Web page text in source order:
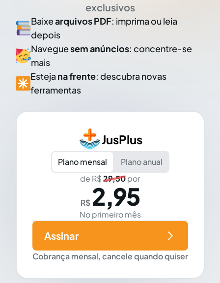
exclusivos
Baixearquivos PDF: imprima ou leia
depois
Naveguesem anúncios: concentre-se
mais
Esteja na frente: descubra novas
ferramentas
JusPlus
Plano mensal
Plano anual
de R$29,50por
R$ 2,95
No primeiro mês
Cobrança mensal, cancele quando quiser
Assinar